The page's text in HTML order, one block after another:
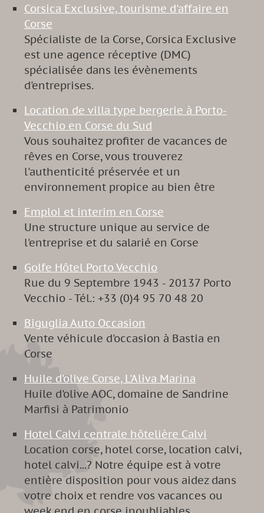
Corsica Exclusive, tourisme d'affaire en
Corse
Spécialiste de la Corse, Corsica Exclusive
est une agence réceptive (DMC)
spécialisée dans les évènements
d'entreprises.
Location de villa type bergerie à Porto-
Vecchio en Corse du Sud
Vous souhaitez profiter de vacances de
rêves en Corse, vous trouverez
l'authenticité préservée et un
environnement propice au bien être
Emploi et interim en Corse
Une structure unique au service de
l'entreprise et du salarié en Corse
Golfe Hôtel Porto Vecchio
Rue du 9 Septembre 1943 - 20137 Porto
Vecchio - Tél.: +33 (0)4 95 70 48 20
Biguglia Auto Occasion
Vente véhicule d'occasion à Bastia en
Corse
Huile d'olive Corse, L'Aliva Marina
Huile d'olive AOC, domaine de Sandrine
Marfisi à Patrimonio
Hotel Calvi centrale hôtelière Calvi
Location corse, hotel corse, location calvi,
hotel calvi...? Notre équipe est à votre
entière disposition pour vous aidez dans
votre choix et rendre vos vacances ou